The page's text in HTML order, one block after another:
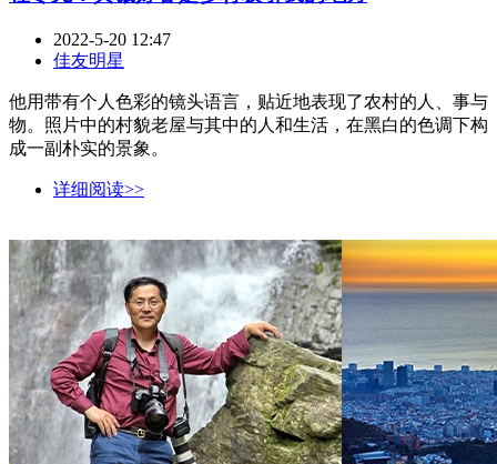
2022-5-20 12:47
佳友明星
他用带有个人色彩的镜头语言，贴近地表现了农村的人、事与
物。照片中的村貌老屋与其中的人和生活，在黑白的色调下构
成一副朴实的景象。
详细阅读>>